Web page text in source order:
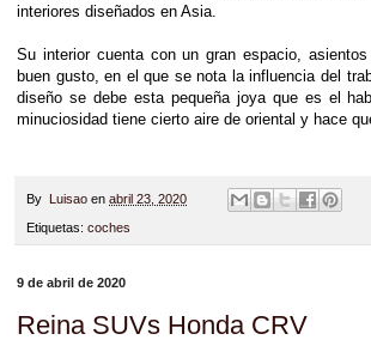
interiores diseñados en Asia.
Su interior cuenta con un gran espacio,
buen gusto, en el que se nota la influencia del
diseño se debe esta pequeña joya que es el
minuciosidad tiene cierto aire de oriental y hace
By Luisao en abril 23, 2020
Etiquetas: coches
9 de abril de 2020
Reina SUVs Honda CRV